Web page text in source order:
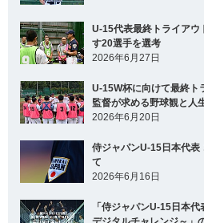
U-15代表最終トライアウ
す20選手を選考
2026年6月27日
U-15W杯に向けて最終ト
監督が求める野球観と人
2026年6月20日
侍ジャパンU-15日本代表
て
2026年6月16日
「侍ジャパンU-15日本